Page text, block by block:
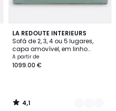
LA REDOUTE INTERIEURS
Sofá de 2, 3, 4 ou 5 lugares,
capa amovível, em linho
enrugado, ODNA
A partir de
1099.00 €
4,1
/ 5
8
Cores
4,1
/